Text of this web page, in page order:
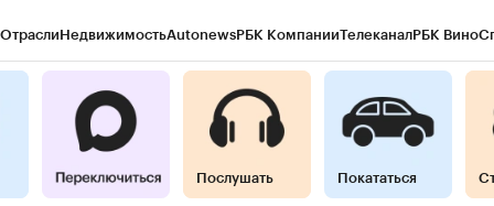
ОтраслиНедвижимостьAutonewsРБК КомпанииТелеканалРБК Вино
Послушать Покататься